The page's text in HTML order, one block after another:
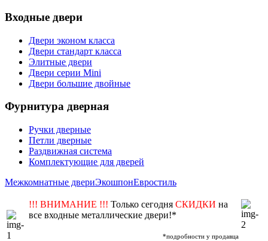
Входные двери
Двери эконом класса
Двери стандарт класса
Элитные двери
Двери серии Mini
Двери большие двойные
Фурнитура дверная
Ручки дверные
Петли дверные
Раздвижная система
Комплектующие для дверей
Межкомнатные двериЭкошпонЕвростиль
!!! ВНИМАНИЕ !!! Только сегодня СКИДКИ на
все входные металлические двери!*
*подробности у продавца